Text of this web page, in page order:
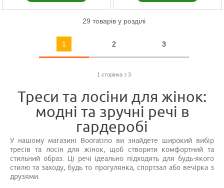
29 товарів у розділі
1 2 3
1 сторінка з 3
Треси та лосіни для жінок:
модні та зручні речі в
гардеробі
У нашому магазині Booratino ви знайдете широкий вибір
тресів та лосін для жінок, щоб створити комфортний та
стильний образ. Ці речі ідеально підходять для будь-якого
стилю та заходу, будь то прогулянка, спортзал або вечірка з
друзями.